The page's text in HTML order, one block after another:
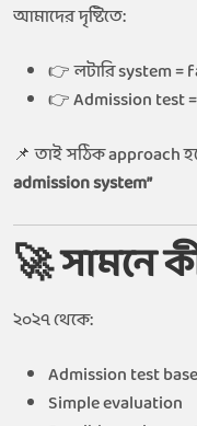
আমাদের দৃষ্টিতে:
👉 লটারি system =
👉 Admission test
📌 তাই সঠিক approach
admission system”
🚀 সামনে
২০২৭ থেকে:
Admission test
Simple evaluation